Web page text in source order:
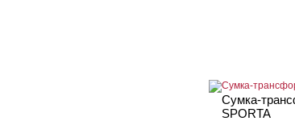
Сумка-
SPORTA